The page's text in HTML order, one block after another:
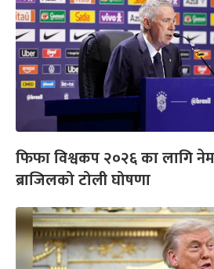
फिफा विश्वकप २०२६ का लागि
ब्राजिलको टोली घोषणा